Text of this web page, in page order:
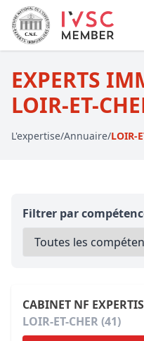
EXPERTS
LOIR-ET-
L'expertise/Annuaire/LOIR-
Filtrer par
CABINET NF
LOIR-ET-CHER (41)